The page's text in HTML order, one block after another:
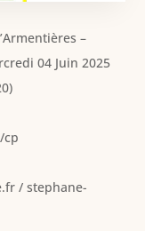
–
04 Juin 2025
cp
/ stephane-